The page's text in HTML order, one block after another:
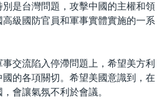
是台灣問題，攻擊中國的主權和領
級國防官員和軍事實體實施的一系
交流陷入停滯問題上，希望美方利
的各項關切。希望美國意識到，在
會讓氣氛不利於會議。